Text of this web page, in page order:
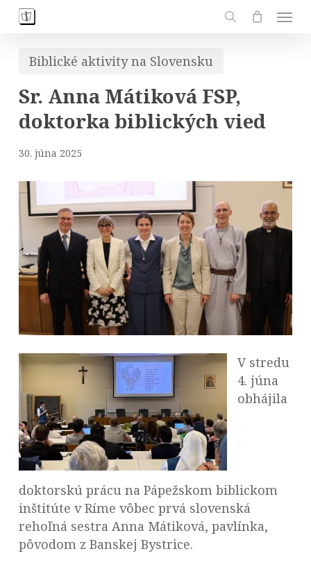
Skip
contentBiblické aktivity na Slovensku
Sr. Anna Mátiková FSP,
doktorka biblických vied
30. júna 2025
V stredu
4. júna
obhájila
doktorskú prácu na Pápežskom biblickom
inštitúte v Ríme vôbec prvá slovenská
rehoľná sestra Anna Mátiková, pavlínka,
pôvodom z Banskej Bystrice.